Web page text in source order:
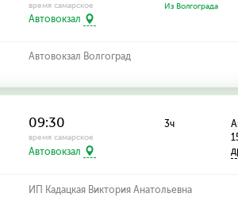
время самарское
Автовокзал
Из Волгограда
Автовокзал Волгоград
09:30
время самарское
Автовокзал
3ч
ИП Кадацкая Виктория Анатольевна